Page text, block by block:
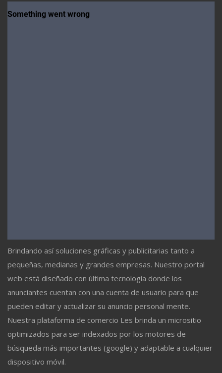
Brindando así soluciones gráficas y publicitarias tanto a
pequeñas, medianas y grandes empresas. Nuestro portal
web está diseñado con última tecnología donde los
anunciantes cuentan con una cuenta de usuario para que
pueden editar y actualizar su anuncio personal mente.
Nuestra plataforma de comercio Les brinda un micrositio
optimizados para ser indexados por los motores de
búsqueda más importantes (google) y adaptable a cualquier
dispositivo móvil.